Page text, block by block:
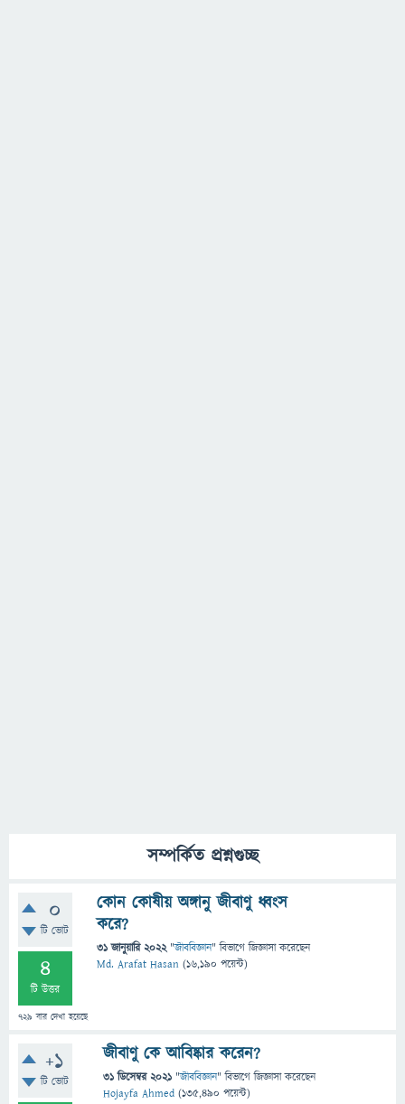
সম্পর্কিত প্রশ্নগুচ্ছ
0
টি ভোট
4
টি উত্তর
729 বার দেখা হয়েছে
কোন কোষীয় অঙ্গানু জীবাণু ধ্বংস
করে?
31 জানুয়ারি 2022 "জীববিজ্ঞান" বিভাগে জিজ্ঞাসাকরেছেন
Md. Arafat Hasan (16,190 পয়েন্ট)
+1
টি ভোট
জীবাণু কে আবিষ্কার করেন?
31 ডিসেম্বর 2021 "জীববিজ্ঞান" বিভাগে জিজ্ঞাসাকরেছেন
Hojayfa Ahmed (135,490 পয়েন্ট)